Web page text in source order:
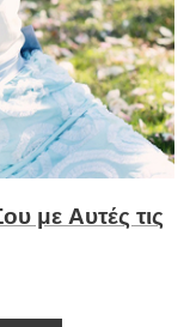
με Αυτές τις